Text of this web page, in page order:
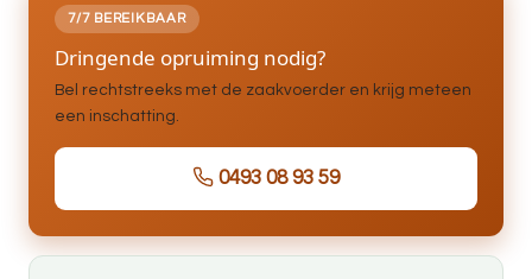
7/7 BEREIKBAAR
Dringende opruiming nodig?
Bel rechtstreeks met de zaakvoerder en krijg meteen
een inschatting.
0493 08 93 59